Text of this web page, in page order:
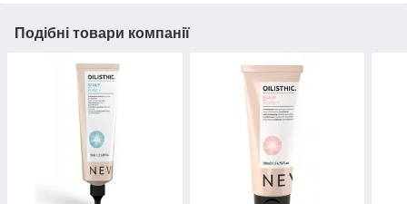
Подібні товари компанії